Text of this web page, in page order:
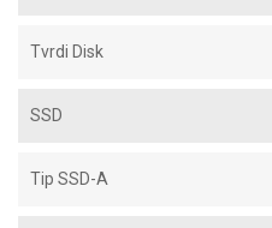
Tvrdi Disk
SSD
Tip SSD-A